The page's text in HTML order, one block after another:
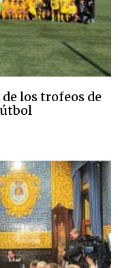
los trofeos de